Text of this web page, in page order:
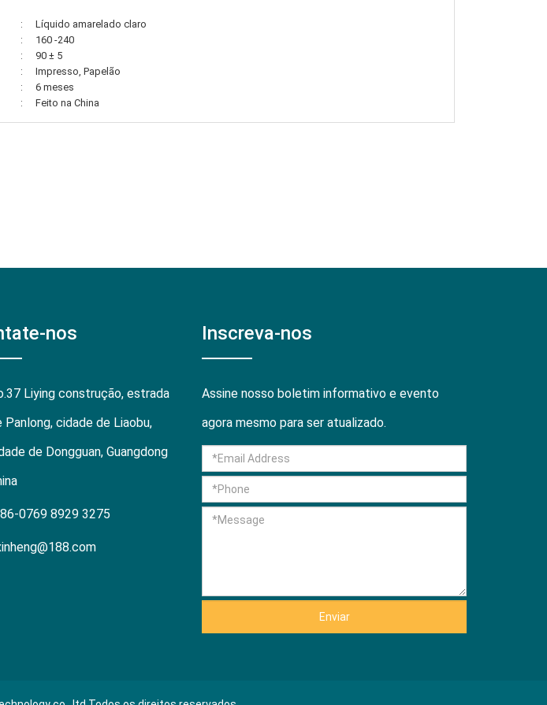
:
Líquido amarelado claro
:
160 -240
:
90 ± 5
:
Impresso, Papelão
:
6 meses
: Feito na China
nos
Liying construção, estrada
Panlong, cidade de Liaobu,
de Dongguan, Guangdong
0769 8929 3275
Inscreva-nos
Assine nosso boletim informativo e evento
agora mesmo para ser atualizado.
Enviar